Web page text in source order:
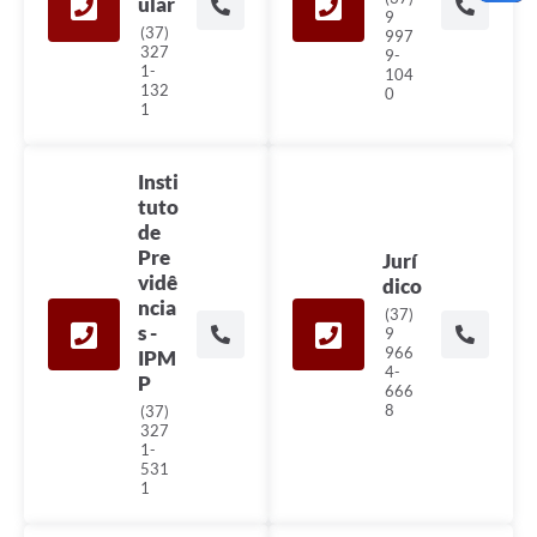
(37)
327
1-
132
1
9
997
9-
104
0
Insti
tuto
de
Pre
vidê
ncia
s -
IPM
P
(37)
327
1-
531
1
Jurí
dico
(37)
9
966
4-
666
8